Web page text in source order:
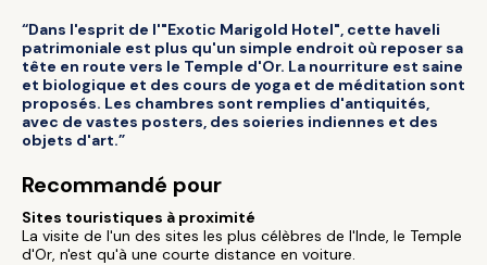
“Dans l'esprit de l'"Exotic Marigold Hotel", cette haveli
patrimoniale est plus qu'un simple endroit où reposer sa
tête en route vers le Temple d'Or. La nourriture est saine
et biologique et des cours de yoga et de méditation sont
proposés. Les chambres sont remplies d'antiquités,
avec de vastes posters, des soieries indiennes et des
objets d'art.”
Recommandé pour
Sites touristiques à proximité
La visite de l'un des sites les plus célèbres de l'Inde, le Temple
d'Or, n'est qu'à une courte distance en voiture.